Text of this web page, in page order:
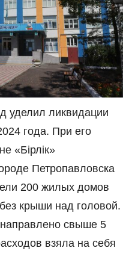
уделил ликвидации
года. При его
«Бірлік»
Петропавловска
200 жилых домов
крыши над головой.
свыше 5
взяла на себя